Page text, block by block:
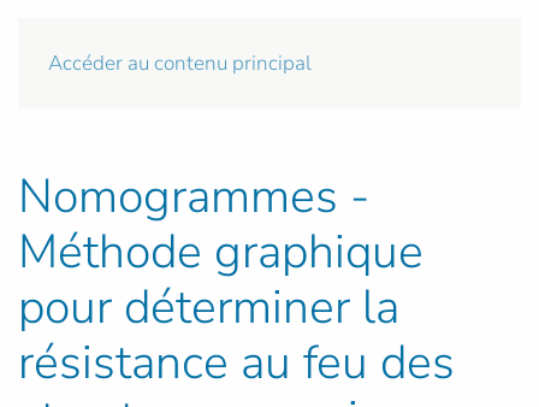
Accéder au contenu principal
Nomogrammes -
Méthode graphique
pour déterminer la
résistance au feu des